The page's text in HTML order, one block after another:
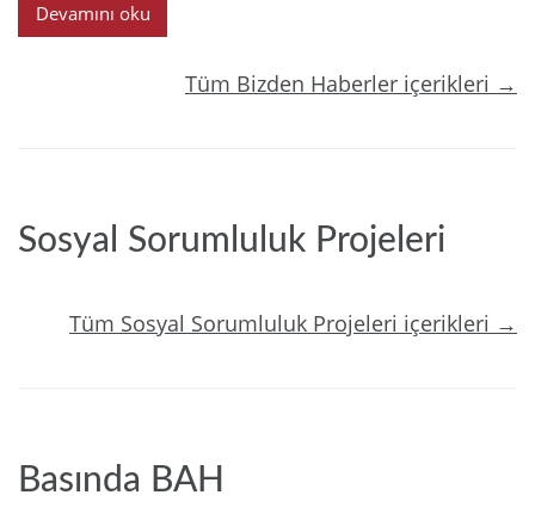
Devamını oku
Tüm Bizden Haberler içerikleri →
Sosyal Sorumluluk Projeleri
Tüm Sosyal Sorumluluk Projeleri içerikleri →
Basında BAH